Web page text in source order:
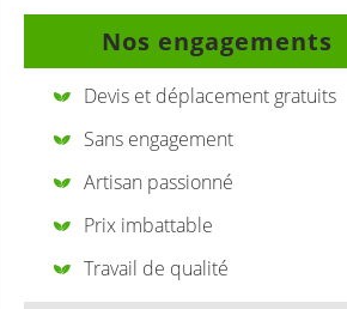
Nos engagements
Devis et déplacement gratuits
Sans engagement
Artisan passionné
Prix imbattable
Travail de qualité